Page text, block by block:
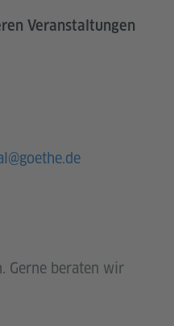
Veranstaltungen
Gerne beraten wir